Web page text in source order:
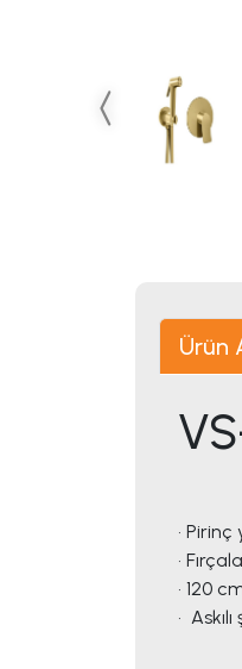
Ürün
•
•
• 120
•